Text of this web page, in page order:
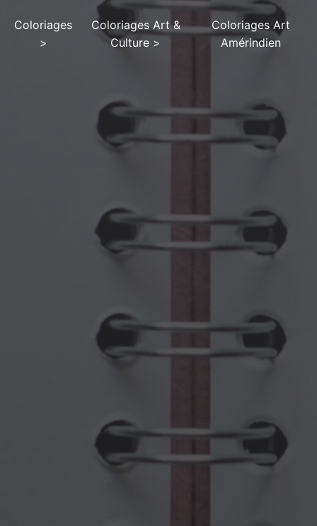
Coloriages
>
Coloriages Art &
Culture >
Coloriages Art
Amérindien